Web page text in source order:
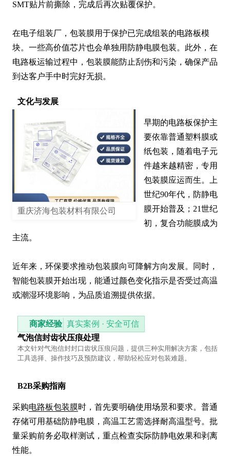
SMT贴片前撕除，完成后再次贴覆保护。
在电子组装厂，包装膜用于保护已完成组装的电路板模
块。一些高价值芯片也会单独用防静电膜包装。此外，在
电路板运输过程中，包装膜能防止刮伤和污染，确保产品
到达客户手中时完好无损。
文化与发展
重庆济海包装材料有限公司
早期的电路板保护主
要依靠普通塑料膜或
纸包装，随着电子元
件越来越精密，专用
包装膜应运而生。上
世纪90年代，防静电
膜开始普及；21世纪
初，复合功能膜成为
主流。
近年来，环保要求推动包装膜向可降解方向发展。同时，
智能包装膜开始出现，能通过颜色变化指示是否受过高温
或潮湿环境影响，为品质追溯提供依据。
商家经验 真实案例 · 安全可信
气泡信封齿状压痕处理
本文针对气泡信封封口齿状压痕问题，提供三种实用解决方案，包括
工具选择、操作技巧及预防建议，帮助轻松应对包装难题。
B2B采购指南
采购电路板包装膜时，首先要明确使用场景和要求。普通
存储可用基础防静电膜，高温工艺需选择耐高温型号。批
量采购前务必取样测试，重点检查实际防静电效果和剥离
性能。